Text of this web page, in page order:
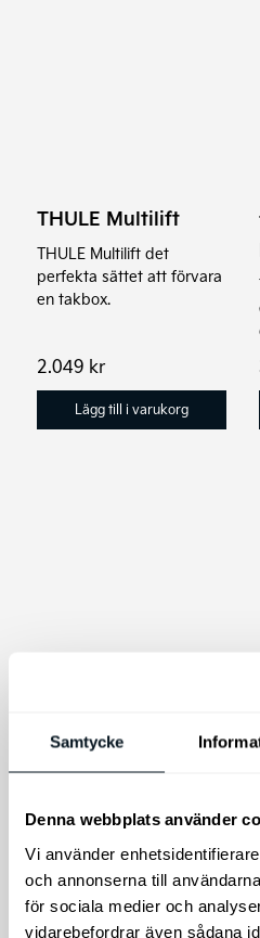
Samtycke
Denna webbplats använder
Vi använder
och annonserna till
för sociala medier och
vidarebefordrar även sådana
THULE Multilift
THULE Multilift det
perfekta sättet att förvara
en takbox.
2.049 kr
Lägg till i varukorg
Enkelt att använda med
och en med klarlack.
349 kr